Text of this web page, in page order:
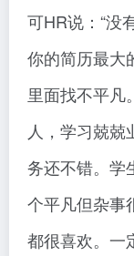
可HR说：“没
你的简历最大
里面找不平凡
人，学习兢
务还不错。学
个平凡但杂事
都很喜欢。一